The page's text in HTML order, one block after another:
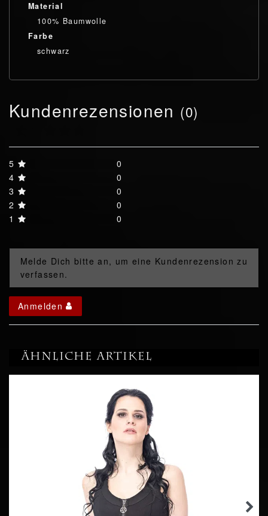
Material
100% Baumwolle
Farbe
schwarz
Kundenrezensionen (0)
5
0
4
0
3
0
2
0
1
0
Melde Dich bitte an, um eine Kundenrezension zu
verfassen.
Anmelden
Ähnliche Artikel